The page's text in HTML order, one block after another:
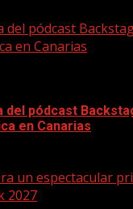
pódcast
en Canarias
del pódcast
en Canarias
un espectacular
2027